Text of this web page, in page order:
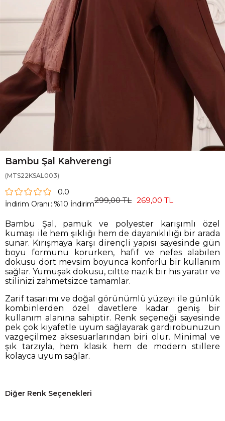
Bambu Şal Kahverengi
(MTS22KSAL003)
0.0
İndirim Oranı : %10 İndirim299,00 TL 269,00 TL
Bambu Şal, pamuk ve polyester karışımlı özel
kumaşı ile hem şıklığı hem de dayanıklılığı bir arada
sunar. Kırışmaya karşı dirençli yapısı sayesinde gün
boyu formunu korurken, hafif ve nefes alabilen
dokusu dört mevsim boyunca konforlu bir kullanım
sağlar. Yumuşak dokusu, ciltte nazik bir his yaratır ve
stilinizi zahmetsizce tamamlar.
Zarif tasarımı ve doğal görünümlü yüzeyi ile günlük
kombinlerden özel davetlere kadar geniş bir
kullanım alanına sahiptir. Renk seçeneği sayesinde
pek çok kıyafetle uyum sağlayarak gardırobunuzun
vazgeçilmez aksesuarlarından biri olur. Minimal ve
şık tarzıyla, hem klasik hem de modern stillere
kolayca uyum sağlar.
Diğer Renk Seçenekleri